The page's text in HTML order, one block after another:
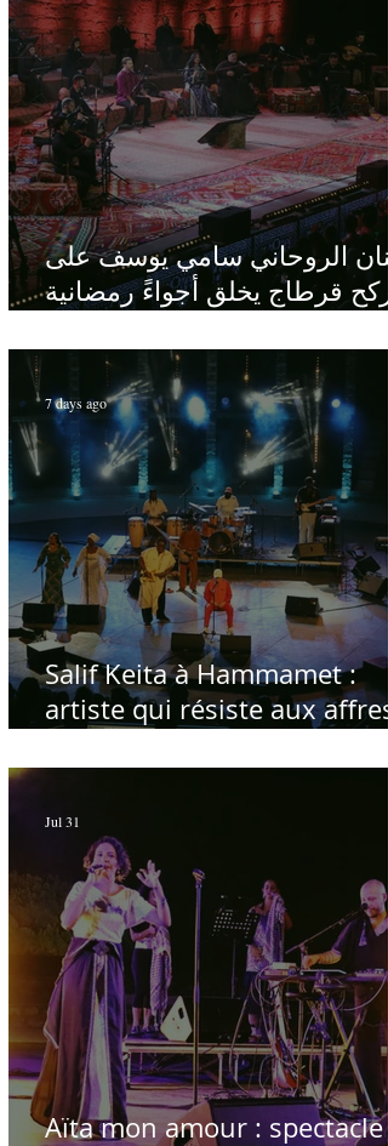
الروحاني سامي يوسف على
ركح قرطاج يخلق أجواءً رمضانية
Salif Keita à Hammamet :
artiste qui résiste aux affres
7 days ago
Aïta mon amour : spectacle
Jul 31